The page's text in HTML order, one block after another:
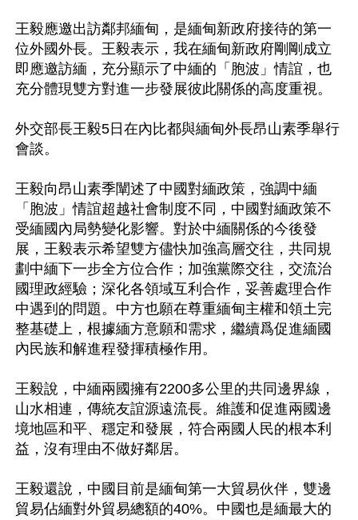
王毅應邀出訪鄰邦緬甸，是緬甸新政府接待的第一
位外國外長。王毅表示，我在緬甸新政府剛剛成立
即應邀訪緬，充分顯示了中緬的「胞波」情誼，也
充分體現雙方對進一步發展彼此關係的高度重視。
外交部長王毅5日在內比都與緬甸外長昂山素季舉行
會談。
王毅向昂山素季闡述了中國對緬政策，強調中緬
「胞波」情誼超越社會制度不同，中國對緬政策不
受緬國內局勢變化影響。對於中緬關係的今後發
展，王毅表示希望雙方儘快加強高層交往，共同規
劃中緬下一步全方位合作；加強黨際交往，交流治
國理政經驗；深化各領域互利合作，妥善處理合作
中遇到的問題。中方也願在尊重緬甸主權和領土完
整基礎上，根據緬方意願和需求，繼續爲促進緬國
內民族和解進程發揮積極作用。
王毅說，中緬兩國擁有2200多公里的共同邊界線，
山水相連，傳統友誼源遠流長。維護和促進兩國邊
境地區和平、穩定和發展，符合兩國人民的根本利
益，沒有理由不做好鄰居。
王毅還說，中國目前是緬甸第一大貿易伙伴，雙邊
貿易佔緬對外貿易總額的40%。中國也是緬最大的